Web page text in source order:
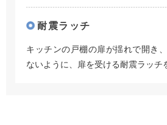
耐震ラッチ
キッチンの戸棚の扉が揺れで開き
ないように、扉を受ける耐震ラッチ